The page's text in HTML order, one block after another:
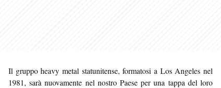
Il gruppo heavy metal statunitense, formatosi a Los Angeles nel
1981, sarà nuovamente nel nostro Paese per una tappa del loro